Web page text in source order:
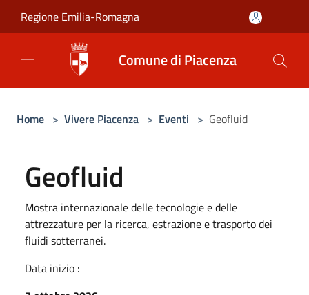
Regione Emilia-Romagna
Comune di Piacenza
Home > Vivere Piacenza > Eventi > Geofluid
Geofluid
Mostra internazionale delle tecnologie e delle
attrezzature per la ricerca, estrazione e trasporto dei
fluidi sotterranei.
Data inizio :